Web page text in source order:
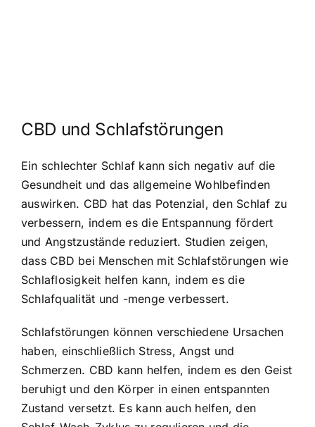
CBD und Schlafstörungen
Ein schlechter Schlaf kann sich negativ auf die
Gesundheit und das allgemeine Wohlbefinden
auswirken. CBD hat das Potenzial, den Schlaf zu
verbessern, indem es die Entspannung fördert
und Angstzustände reduziert. Studien zeigen,
dass CBD bei Menschen mit Schlafstörungen wie
Schlaflosigkeit helfen kann, indem es die
Schlafqualität und -menge verbessert.
Schlafstörungen können verschiedene Ursachen
haben, einschließlich Stress, Angst und
Schmerzen. CBD kann helfen, indem es den Geist
beruhigt und den Körper in einen entspannten
Zustand versetzt. Es kann auch helfen, den